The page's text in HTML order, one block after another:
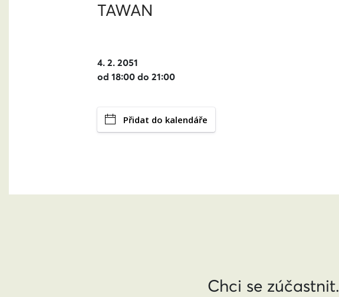
TAWAN
4. 2. 2051
od 18:00 do 21:00
Přidat do kalendáře
Chci se zúčastnit.